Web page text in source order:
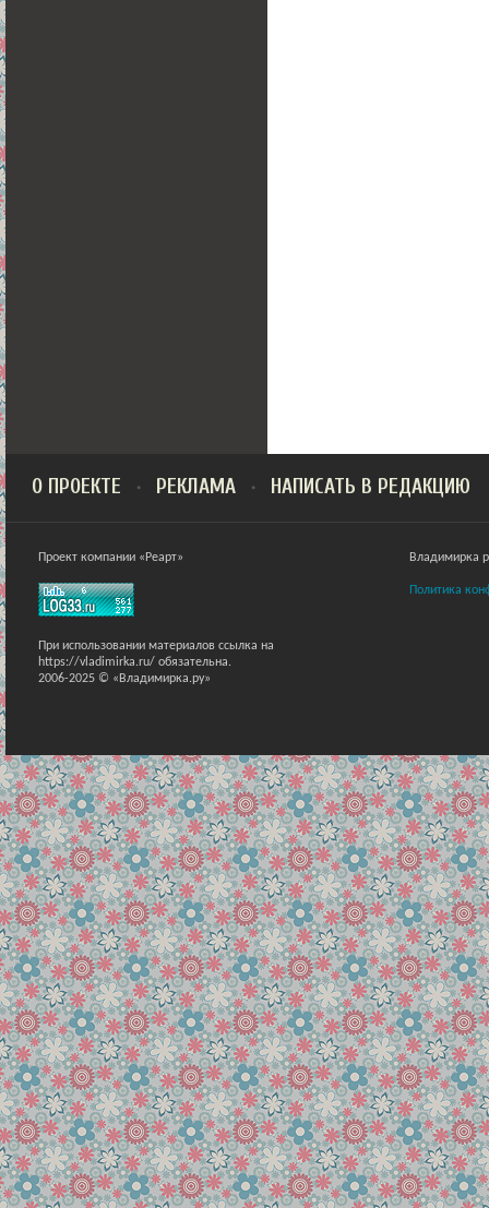
О ПРОЕКТЕ РЕКЛАМА НАПИСАТЬ В РЕДАКЦИЮ
Проект компании «Реарт»
При использовании материалов ссылка на
https://vladimirka.ru/ обязательна.
2006-2025 © «Владимирка.ру»
Владимирка
Политика